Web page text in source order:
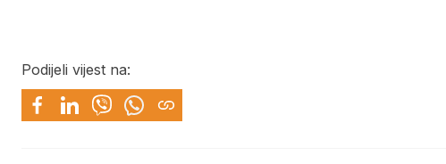
Podijeli vijest na: